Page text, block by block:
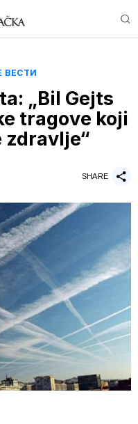
ВЕСТИ
„Bil Gejts
tragove koji
zdravlje“
SHARE